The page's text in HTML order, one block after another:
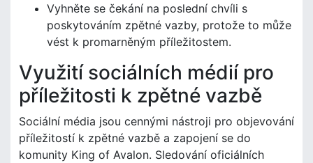
Vyhněte se čekání na poslední chvíli s
poskytováním zpětné vazby, protože to může
vést k promarněným příležitostem.
Využití sociálních médií pro
příležitosti k zpětné vazbě
Sociální média jsou cennými nástroji pro objevování
příležitostí k zpětné vazbě a zapojení se do
komunity King of Avalon. Sledování oficiálních